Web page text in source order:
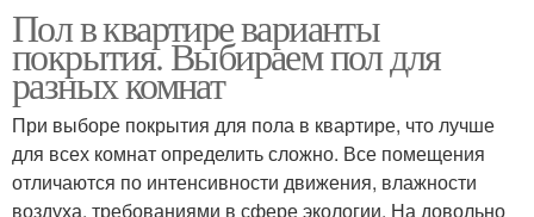
Пол в квартире варианты
покрытия. Выбираем пол для
разных комнат
При выборе покрытия для пола в квартире, что лучше
для всех комнат определить сложно. Все помещения
отличаются по интенсивности движения, влажности
воздуха, требованиями в сфере экологии. На довольно